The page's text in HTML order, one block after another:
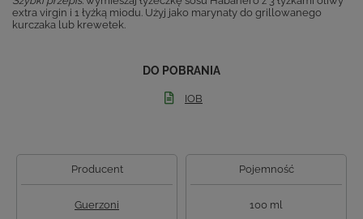
extra virgin i 1 łyżką miodu. Użyj jako marynaty do grillowanego
kurczaka lub krewetek.
DO POBRANIA
IOB
Producent
Guerzoni
Pojemność
100 ml